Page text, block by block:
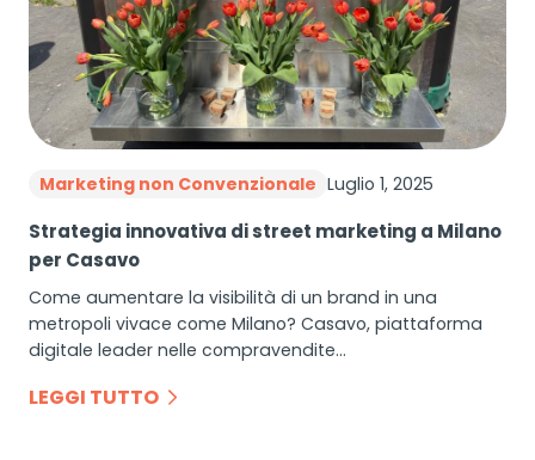
Marketing non Convenzionale Luglio 1, 2025
Strategia innovativa di street marketing a Milano
per Casavo
Come aumentare la visibilità di un brand in una
metropoli vivace come Milano? Casavo, piattaforma
digitale leader nelle compravendite…
LEGGI TUTTO